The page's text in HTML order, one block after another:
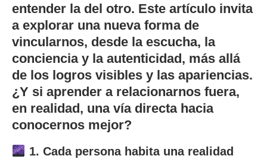
entender la del otro. Este artículo invita
a explorar una nueva forma de
vincularnos, desde la escucha, la
conciencia y la autenticidad, más allá
de los logros visibles y las apariencias.
¿Y si aprender a relacionarnos fuera,
en realidad, una vía directa hacia
conocernos mejor?
1. Cada persona habita una realidad